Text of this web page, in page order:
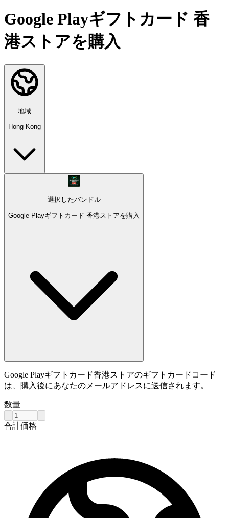
Google Playギフトカード 香
港ストアを購入
地域
Hong Kong
選択したバンドル
Google Playギフトカード 香港ストアを購入
Google Playギフトカード香港ストアのギフトカードコード
は、購入後にあなたのメールアドレスに送信されます。
数量
合計価格